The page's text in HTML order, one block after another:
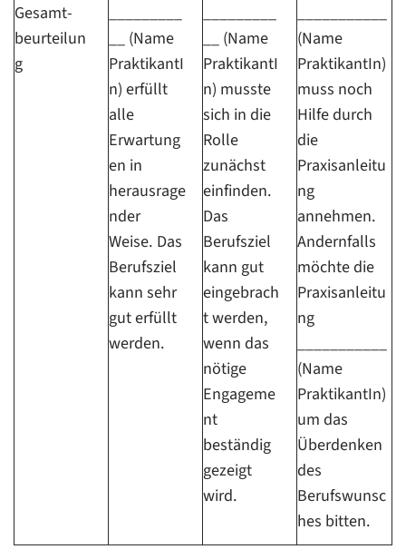
Gesamt-
beurteilun
g
_________
__ (Name
PraktikantI
n) erfüllt
alle
Erwartung
en in
herausrage
nder
Weise. Das
Berufsziel
kann sehr
gut erfüllt
werden.
_________
__ (Name
PraktikantI
n) musste
sich in die
Rolle
zunächst
einfinden.
Das
Berufsziel
kann gut
eingebrach
t werden,
wenn das
nötige
Engageme
nt
beständig
gezeigt
wird.
___________
(Name
PraktikantIn)
muss noch
Hilfe durch
die
Praxisanleitu
ng
annehmen.
Andernfalls
möchte die
Praxisanleitu
ng
___________
(Name
PraktikantIn)
um das
Überdenken
des
Berufswunsc
hes bitten.